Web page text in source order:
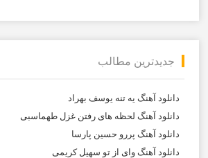
جدیدترین مطالب
دانلود آهنگ یه تنه یوسف بهراد
دانلود آهنگ لحظه های رفتن غزل طهماسبی
دانلود آهنگ پررو حسین پارسا
دانلود آهنگ وای از تو سهیل کریمی